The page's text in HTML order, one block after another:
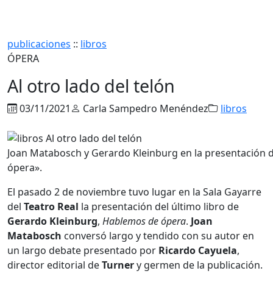
publicaciones :: libros
ÓPERA
Al otro lado del telón
03/11/2021 Carla Sampedro Menéndez libros
Joan Matabosch y Gerardo Kleinburg en la presentación
ópera».
El pasado 2 de noviembre tuvo lugar en la Sala Gayarre
del Teatro Real la presentación del último libro de
Gerardo Kleinburg, Hablemos de ópera. Joan
Matabosch conversó largo y tendido con su autor en
un largo debate presentado por Ricardo Cayuela,
director editorial deTurnery germen de la publicación.